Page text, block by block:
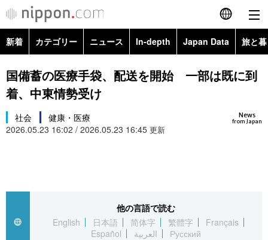
English
简体字
Русский
カテゴリー
国際
アーカイブ
Japan Data
新着 カテゴリー ニュース In-depth Japan Data 旅と
政治・外交
経済・ビジネス
国際・海外
文化
科学・技術
Topics
国備蓄の医療手袋、配送を開始 一部は既に到
着、中東情勢受け
News
from Japan
社会
健康・医療
2026.05.23 16:02 / 2026.05.23 16:45 更新
他の言語で読む
English
日本語 简体字 繁體字
Français
Español
العربية Русский